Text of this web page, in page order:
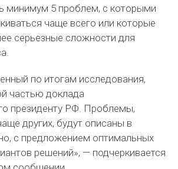
минимум 5 проблем, с которыми
чаще всего или которые
серьезные сложности для
по итогам исследования,
частью доклада
президенту РФ. Проблемы,
других, будут описаны в
с предложением оптимальных
решений», — подчеркивается